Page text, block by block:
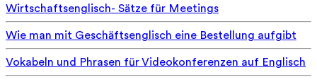
Wirtschaftsenglisch- Sätze für Meetings
Wie man mit Geschäftsenglisch eine Bestellung aufgibt
Vokabeln und Phrasen für Videokonferenzen auf Englisch